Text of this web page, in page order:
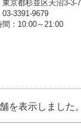
東京都杉並区天沼3-3-7
03-3391-9679
間：10:00～21:00
を表示しました